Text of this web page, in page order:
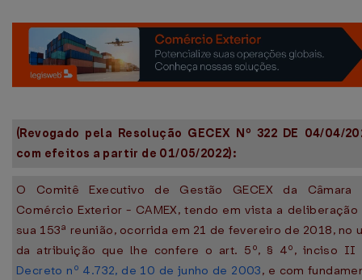
(Revogado pela Resolução GECEX Nº 322 DE 04/04/
com efeitos a partir de 01/05/2022):
O Comitê Executivo de Gestão GECEX da Câmara
Comércio Exterior - CAMEX, tendo em vista a deliberação
sua 153ª reunião, ocorrida em 21 de fevereiro de 2018, no
da atribuição que lhe confere o art. 5º, § 4º, inciso II
Decreto nº 4.732, de 10 de junho de 2003, e com